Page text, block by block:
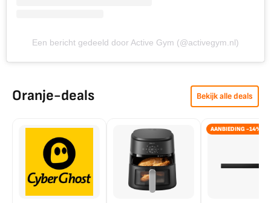
Een bericht gedeeld door Active Gym (@activegym.nl)
Oranje-deals Bekijk alle deals
AANBIEDING -14%